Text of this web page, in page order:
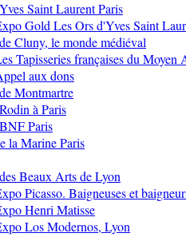
Saint Laurent Paris
Gold Les Ors d'Yves Saint
Cluny, le monde médiéval
Tapisseries françaises du Moyen
aux dons
Montmartre
à Paris
Paris
la Marine Paris
Beaux Arts de Lyon
Picasso. Baigneuses et
Henri Matisse
Los Modernos, Lyon